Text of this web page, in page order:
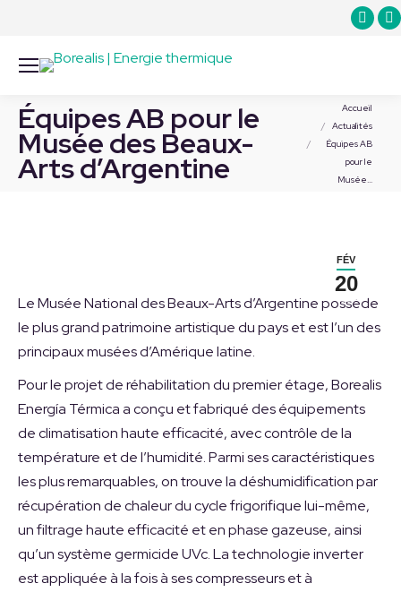
La
dans
une
Équipes AB pour le
Musée des Beaux-
Arts d’Argentine
Vous êtes ici :
Accueil
Actualités
Équipes AB
pour le
Musée…
FÉV
20
Le Musée National des Beaux-Arts d’Argentine possède
le plus grand patrimoine artistique du pays et est l’un des
principaux musées d’Amérique latine.
Pour le projet de réhabilitation du premier étage, Borealis
Energía Térmica a conçu et fabriqué des équipements
de climatisation haute efficacité, avec contrôle de la
température et de l’humidité. Parmi ses caractéristiques
les plus remarquables, on trouve la déshumidification par
récupération de chaleur du cycle frigorifique lui-même,
un filtrage haute efficacité et en phase gazeuse, ainsi
qu’un système germicide UVc. La technologie inverter
est appliquée à la fois à ses compresseurs et à